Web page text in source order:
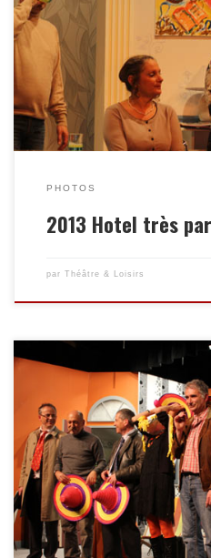
Enregistrer Enregistrer
PHOTOS
2013 Hotel très
par Théâtre & Loisirs
Enregistrer